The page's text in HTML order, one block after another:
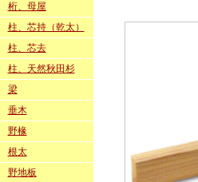
桁、母屋
柱、芯持（乾太）
柱、芯去
柱、天然秋田杉
梁
垂木
野椽
根太
野地板